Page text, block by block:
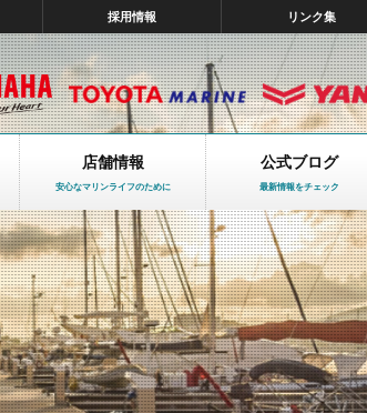
採用情報 リンク集
店舗情報
安心なマリンライフのために
公式ブログ
最新情報をチェック